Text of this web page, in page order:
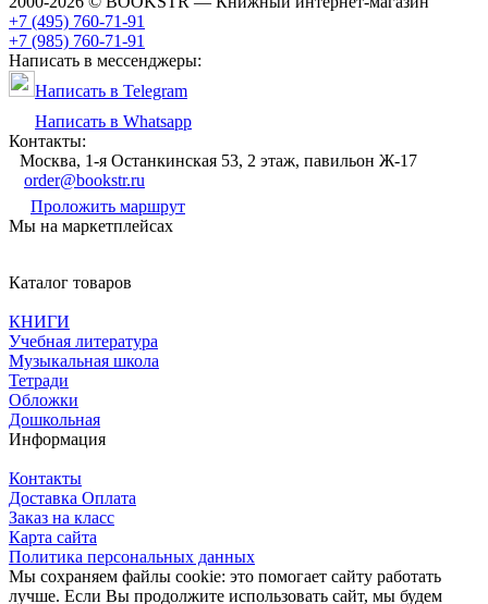
+7 (495) 760-71-91
+7 (985) 760-71-91
Написать в мессенджеры:
Написать в Telegram
Написать в Whatsapp
Контакты:
Москва, 1-я Останкинская 53, 2 этаж, павильон Ж-17
order@bookstr.ru
Проложить маршрут
Мы на маркетплейсах
Каталог товаров
КНИГИ
Учебная литература
Музыкальная школа
Тетради
Обложки
Дошкольная
Информация
Контакты
Доставка Оплата
Заказ на класс
Карта сайта
Политика персональных данных
Мы сохраняем файлы cookie: это помогает сайту работать
лучше. Если Вы продолжите использовать сайт, мы будем